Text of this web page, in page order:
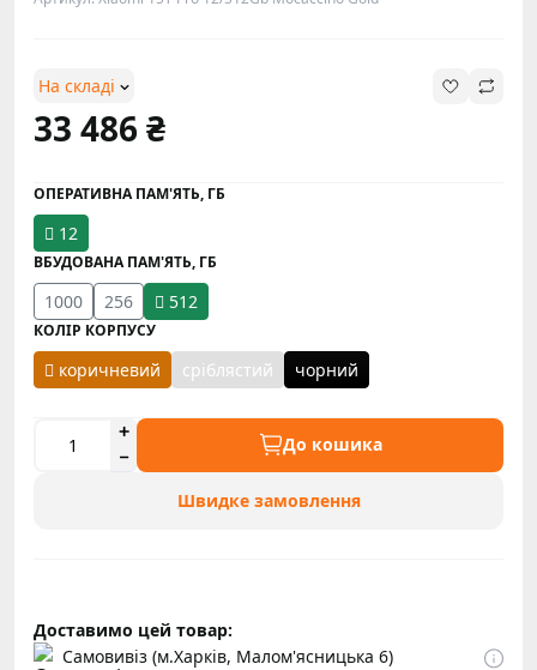
На складі
33 486 ₴
ОПЕРАТИВНА ПАМ'ЯТЬ, ГБ
12
ВБУДОВАНА ПАМ'ЯТЬ, ГБ
1000 256 512
КОЛІР КОРПУСУ
коричневий сріблястий чорний
До кошика
Швидке замовлення
Доставимо цей товар:
Самовивіз (м.Харків, Малом'ясницька 6)